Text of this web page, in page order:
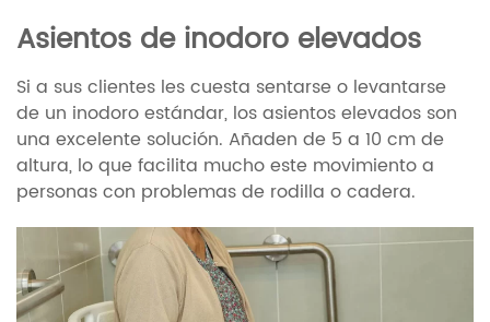
Asientos de inodoro elevados
Si a sus clientes les cuesta sentarse o levantarse
de un inodoro estándar, los asientos elevados son
una excelente solución. Añaden de 5 a 10 cm de
altura, lo que facilita mucho este movimiento a
personas con problemas de rodilla o cadera.